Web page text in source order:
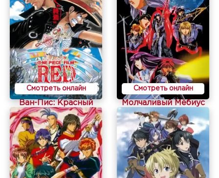
Смотреть онлайн
Ван-Пис: Красный
Смотреть онлайн
Молчаливый Мёбиус